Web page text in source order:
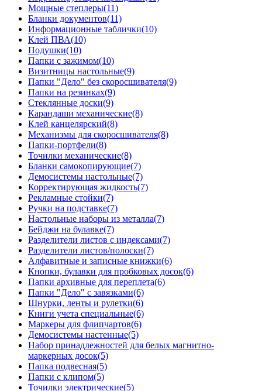
Мощные степлеры(11)
Бланки документов(11)
Информационные таблички(10)
Клей ПВА(10)
Подушки(10)
Папки с зажимом(10)
Визитницы настольные(9)
Папки "Дело" без скоросшивателя(9)
Папки на резинках(9)
Стеклянные доски(9)
Карандаши механические(8)
Клей канцелярский(8)
Механизмы для скоросшивателя(8)
Папки-портфели(8)
Точилки механические(8)
Бланки самокопирующие(7)
Демосистемы настольные(7)
Корректирующая жидкость(7)
Рекламные стойки(7)
Ручки на подставке(7)
Настольные наборы из металла(7)
Бейджи на булавке(7)
Разделители листов с индексами(7)
Разделители листов/полоски(7)
Алфавитные и записные книжки(6)
Кнопки, булавки для пробковых досок(6)
Папки архивные для переплета(6)
Папки "Дело" с завязками(6)
Шнурки, ленты и рулетки(6)
Книги учета специальные(6)
Маркеры для флипчартов(6)
Демосистемы настенные(5)
Набор принадлежностей для белых магнитно-
маркерных досок(5)
Папка подвесная(5)
Папки с клипом(5)
Точилки электрические(5)